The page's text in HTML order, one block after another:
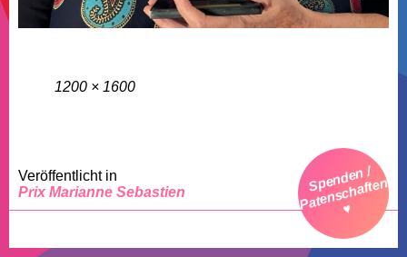
Spenden /
Patenschaften
♥
Vollständige
1200 × 1600
Veröffentlicht in
Prix Marianne Sebastien